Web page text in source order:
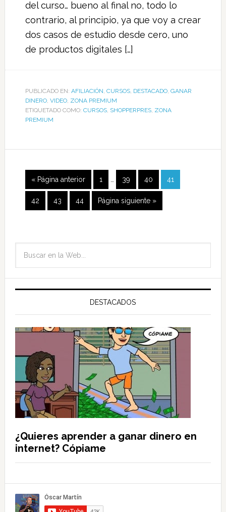
del curso… bueno al final no, todo lo
contrario, al principio, ya que voy a crear
dos casos de estudio desde cero, uno
de productos digitales […]
PUBLICADO EN: AFILIACIÓN, CURSOS, DESTACADO, GANAR
DINERO, VIDEO, ZONA PREMIUM
ETIQUETADO COMO: CURSOS, SHOPPERPRES, ZONA
PREMIUM
« Página anterior 1 39 40 41
42 43 44 Página siguiente »
DESTACADOS
¿Quieres aprender a ganar dinero en
internet? Cópiame